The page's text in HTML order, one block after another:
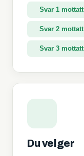
Svar 1 mottatt
Svar 2 mottatt
Svar 3 mottatt
Du velger